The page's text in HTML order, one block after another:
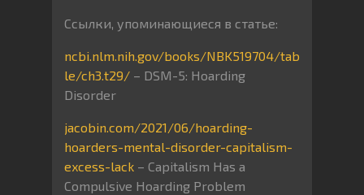
Ссылки, упоминающиеся в статье:
ncbi.nlm.nih.gov/books/NBK519704/tab
le/ch3.t29/ – DSM-5: Hoarding
Disorder
jacobin.com/2021/06/hoarding-
hoarders-mental-disorder-capitalism-
excess-lack – Capitalism Has a
Compulsive Hoarding Problem